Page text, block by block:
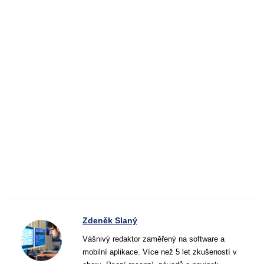
Zdeněk Slaný
Vášnivý redaktor zaměřený na software a
mobilní aplikace. Více než 5 let zkušeností v